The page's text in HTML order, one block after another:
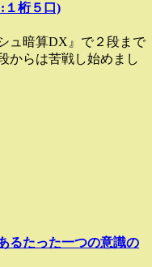
１桁５口)
ュ暗算DX』で２段まで
からは苦戦し始めまし
るたった一つの意識の